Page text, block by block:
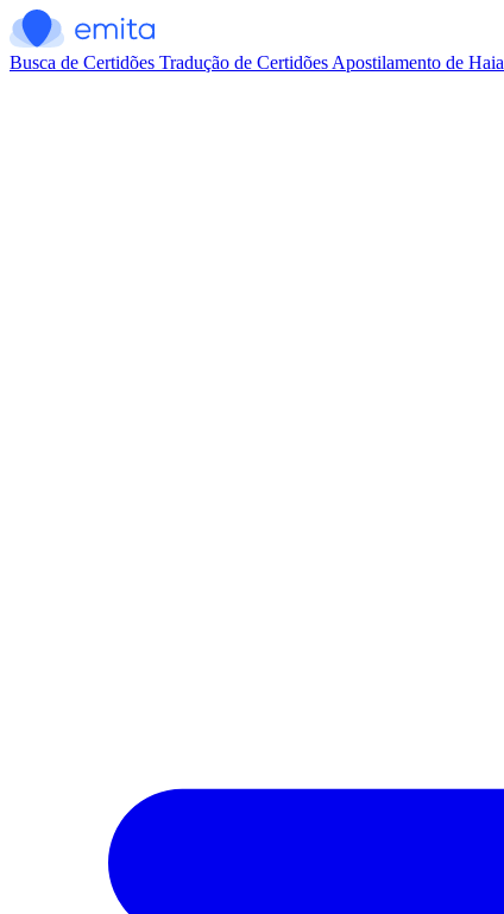
Busca de Certidões Tradução de Certidões Apostilamento de Haia